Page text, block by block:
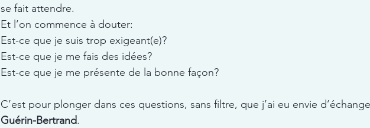
se fait attendre.
Et l’on commence à douter:
Est-ce que je suis trop exigeant(e)?
Est-ce que je me fais des idées?
Est-ce que je me présente de la bonne façon?
C’est pour plonger dans ces questions, sans filtre, que j’ai eu envie
Guérin-Bertrand.